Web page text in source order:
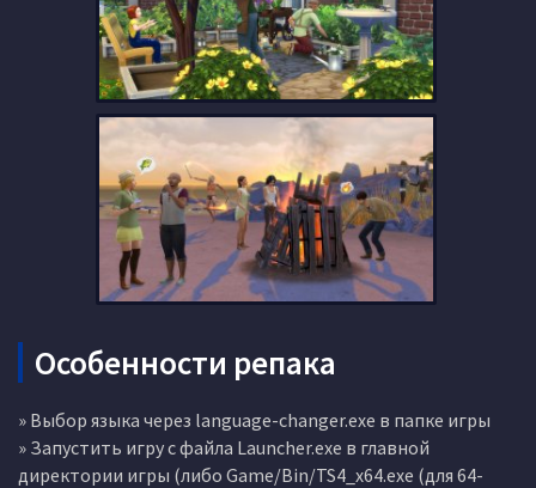
Особенности репака
» Выбор языка через language-changer.exe в папке игры
» Запустить игру с файла Launcher.exe в главной
директории игры (либо Game/Bin/TS4_x64.exe (для 64-